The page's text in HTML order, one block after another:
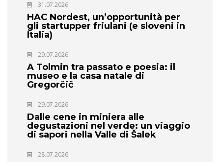
31.07.2026
HAC Nordest, un’opportunità per
gli startupper friulani (e sloveni in
Italia)
29.07.2026
A Tolmin tra passato e poesia: il
museo e la casa natale di
Gregorčič
29.07.2026
Dalle cene in miniera alle
degustazioni nel verde: un viaggio
di sapori nella Valle di Šalek
28.07.2026